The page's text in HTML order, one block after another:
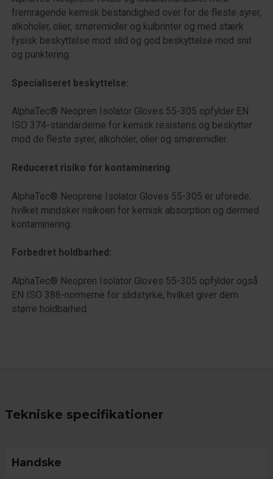
fremragende kemisk bestandighed over for de fleste syrer,
alkoholer, olier, smøremidler og kulbrinter og med stærk
fysisk beskyttelse mod slid og god beskyttelse mod snit
og punktering.
Specialiseret beskyttelse:
AlphaTec® Neopren Isolator Gloves 55-305 opfylder EN
ISO 374-standarderne for kemisk resistens og beskytter
mod de fleste syrer, alkoholer, olier og smøremidler.
Reduceret risiko for kontaminering:
AlphaTec® Neoprene Isolator Gloves 55-305 er uforede,
hvilket mindsker risikoen for kemisk absorption og dermed
kontaminering.
Forbedret holdbarhed:
AlphaTec® Neopren Isolator Gloves 55-305 opfylder også
EN ISO 388-normerne for slidstyrke, hvilket giver dem
større holdbarhed.
Tekniske specifikationer
Handske